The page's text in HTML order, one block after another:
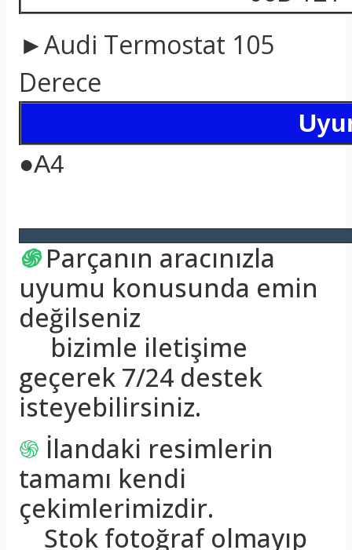
►Audi Termostat 105
Derece
●A4
֍ Parçanın aracınızla
uyumu konusunda emin
değilseniz
bizimle iletişime
geçerek 7/24 destek
isteyebilirsiniz.
֍ İlandaki resimlerin
tamamı kendi
çekimlerimizdir.
Stok fotoğraf olmayıp